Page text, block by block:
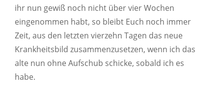
ihr nun gewiß noch nicht über vier Wochen
eingenommen habt, so bleibt Euch noch immer
Zeit, aus den letzten vierzehn Tagen das neue
Krankheitsbild zusammenzusetzen, wenn ich das
alte nun ohne Aufschub schicke, sobald ich es
habe.